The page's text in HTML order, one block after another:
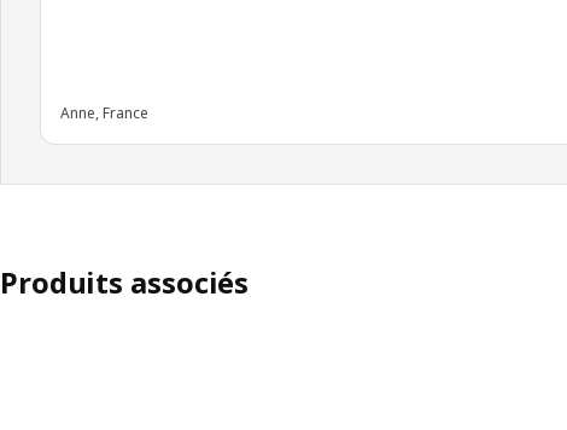
Anne, France
Produits associés